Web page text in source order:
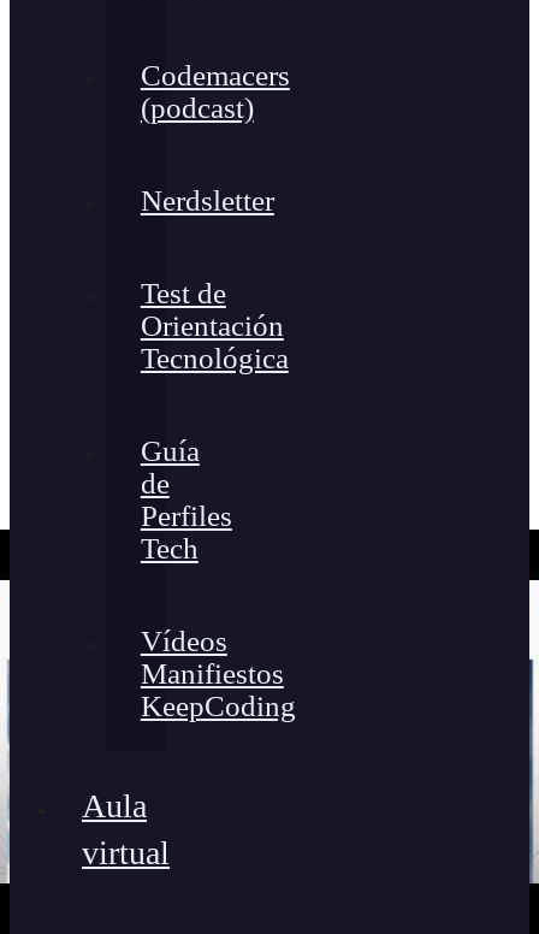
Codemacers
(podcast)
Nerdsletter
Test de
Orientación
Tecnológica
Guía
de
Perfiles
Tech
Vídeos
Manifiestos
KeepCoding
Aula
virtual